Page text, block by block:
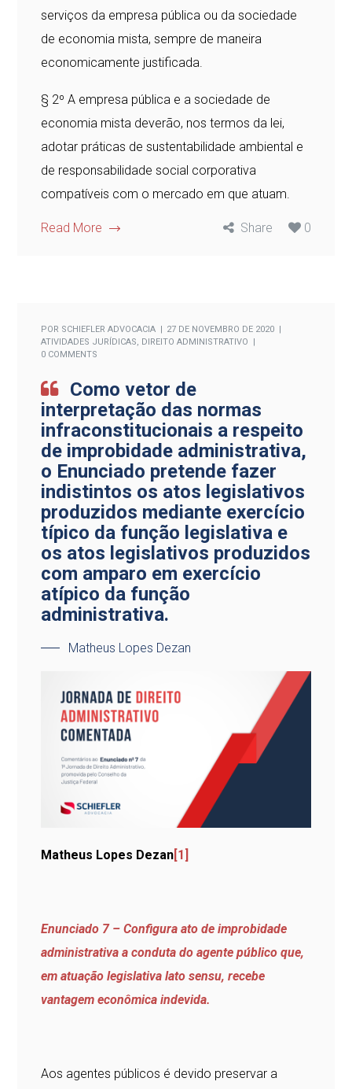
serviços da empresa pública ou da sociedade
de economia mista, sempre de maneira
economicamente justificada.
§ 2º A empresa pública e a sociedade de
economia mista deverão, nos termos da lei,
adotar práticas de sustentabilidade ambiental e
de responsabilidade social corporativa
compatíveis com o mercado em que atuam.
Read More Share 0
POR SCHIEFLER ADVOCACIA
27 DE NOVEMBRO DE 2020
ATIVIDADES JURÍDICAS, DIREITO ADMINISTRATIVO
0 COMMENTS
Como vetor de
interpretação das normas
infraconstitucionais a respeito
de improbidade administrativa,
o Enunciado pretende fazer
indistintos os atos legislativos
produzidos mediante exercício
típico da função legislativa e
os atos legislativos produzidos
com amparo em exercício
atípico da função
administrativa.
Matheus Lopes Dezan
Matheus Lopes Dezan[1]
Enunciado 7 – Configura ato de improbidade
administrativa a conduta do agente público que,
em atuação legislativa lato sensu, recebe
vantagem econômica indevida.
Aos agentes públicos é devido preservar a